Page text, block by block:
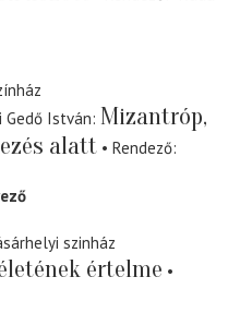
Gedő István Mizantróp,
alatt
Rendező
szinház
értelme